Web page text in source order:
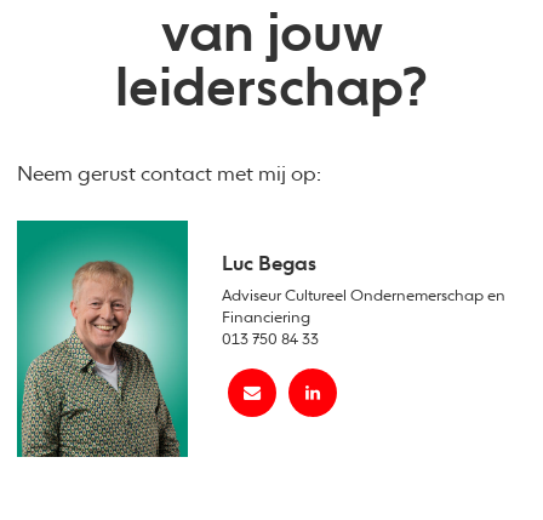
van jouw
leiderschap?
Neem gerust contact met mij op:
Luc Begas
Adviseur Cultureel Ondernemerschap en
Financiering
013 750 84 33